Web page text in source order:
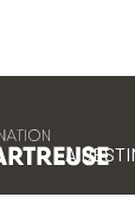
LA